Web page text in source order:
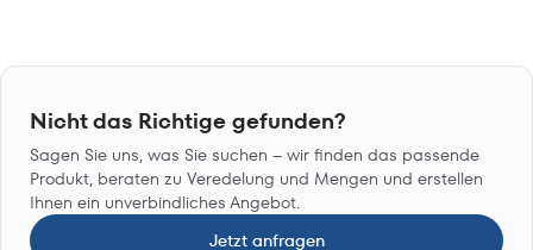
Nicht das Richtige gefunden?
Sagen Sie uns, was Sie suchen – wir finden das passende
Produkt, beraten zu Veredelung und Mengen und erstellen
Ihnen ein unverbindliches Angebot.
Jetzt anfragen